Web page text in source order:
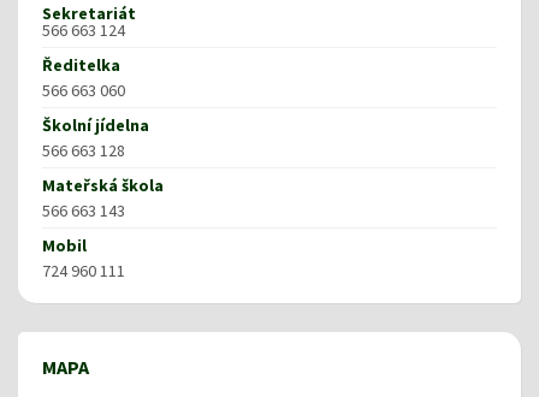
Sekretariát
566 663 124
Ředitelka
566 663 060
Školní jídelna
566 663 128
Mateřská škola
566 663 143
Mobil
724 960 111
MAPA